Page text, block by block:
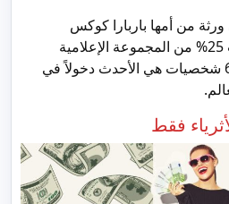
من أمها باربارا كوكس
المتوفاة عام 2007، وبلغت 25% من المجموعة الإعلامية
“كوكس”، وهي واحدة من 6 شخصيات هي الأحدث دخولاً في
فقط